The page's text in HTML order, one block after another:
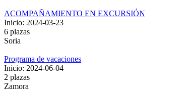
ACOMPAÑAMIENTO EN EXCURSIÓN
Inicio: 2024-03-23
6 plazas
Soria
Programa de vacaciones
Inicio: 2024-06-04
2 plazas
Zamora